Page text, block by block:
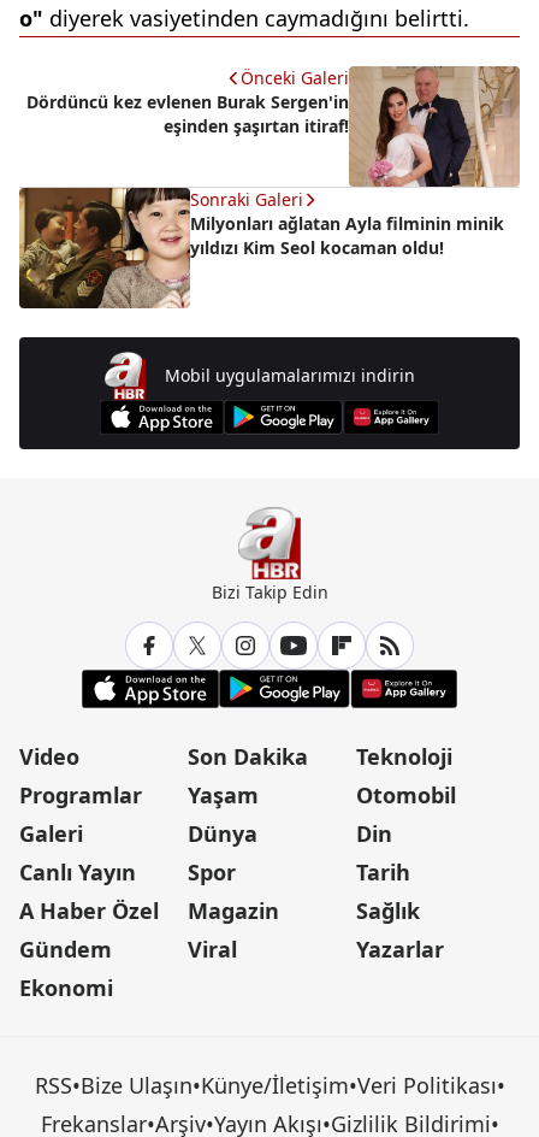
o" diyerek vasiyetinden caymadığını belirtti.
Önceki Galeri
Dördüncü kez evlenen Burak Sergen'in
eşinden şaşırtan itiraf!
Sonraki Galeri
Milyonları ağlatan Ayla filminin minik
yıldızı Kim Seol kocaman oldu!
Mobil uygulamalarımızı indirin
Bizi Takip Edin
Video
Programlar
Galeri
Canlı Yayın
A Haber Özel
Gündem
Ekonomi
Son Dakika
Yaşam
Dünya
Spor
Magazin
Viral
Teknoloji
Otomobil
Din
Tarih
Sağlık
Yazarlar
RSS•Bize Ulaşın•Künye/İletişim•Veri Politikası•
Frekanslar•Arşiv•Yayın Akışı•Gizlilik Bildirimi•